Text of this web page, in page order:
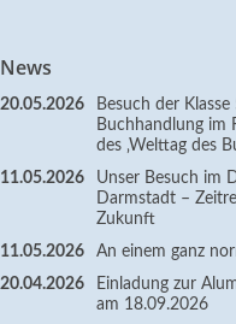
News
20.05.2026
Besuch der
Buchhandlung im
des ‚Welttag des
11.05.2026
Unser Besuch im
Darmstadt –
Zukunft
11.05.2026
An einem ganz
20.04.2026
Einladung zur
am 18.09.2026